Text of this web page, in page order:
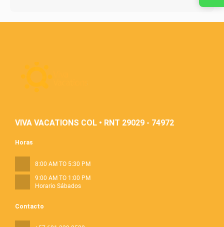
VIVA VACATIONS COL • RNT 29029 - 74972
Contacto
Horas
8:00 AM TO 5:30 PM
9:00 AM TO 1:00 PM
Horario Sábados